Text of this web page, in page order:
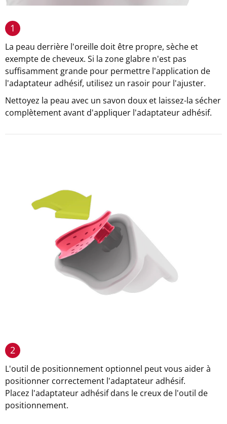
1
La peau derrière l'oreille doit être propre, sèche et
exempte de cheveux. Si la zone glabre n'est pas
suffisamment grande pour permettre l'application de
l'adaptateur adhésif, utilisez un rasoir pour l'ajuster.
Nettoyez la peau avec un savon doux et laissez-la sécher
complètement avant d'appliquer l'adaptateur adhésif.
2
L'outil de positionnement optionnel peut vous aider à
positionner correctement l'adaptateur adhésif.
Placez l'adaptateur adhésif dans le creux de l'outil de
positionnement.